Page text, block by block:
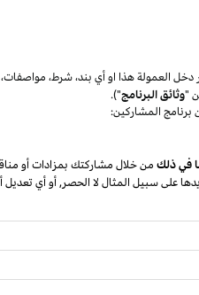
العمولة هذا او أي بند،شرط، مواصفات،
"وثائق البرنامج").
برنامج المشاركين:
في ذلك من خلال مشاركتك بمزادات أو
على سبيل المثال لا الحصر, أو أي